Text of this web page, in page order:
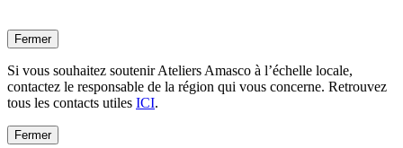
Fermer
Si vous souhaitez soutenir Ateliers Amasco à l’échelle locale,
contactez le responsable de la région qui vous concerne. Retrouvez
tous les contacts utiles ICI.
Fermer